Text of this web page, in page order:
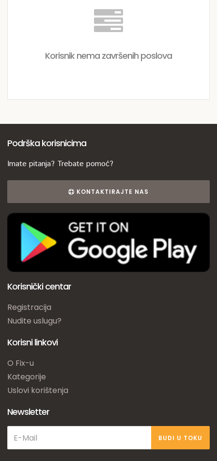
Korisnik nema završenih poslova
Podrška korisnicima
Imate pitanja? Trebate pomoć?
KONTAKTIRAJTE NAS
Korisnički centar
Registracija
Nudite uslugu?
Korisni linkovi
O Fix-u
Kategorije
Uslovi korištenja
Newsletter
BUDI U TOKU